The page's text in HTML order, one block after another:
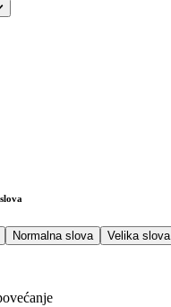
Normalna slova Velika slova